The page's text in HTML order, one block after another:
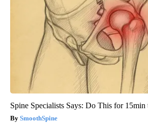
Spine Specialists Says: Do This for 15min
SmoothSpine